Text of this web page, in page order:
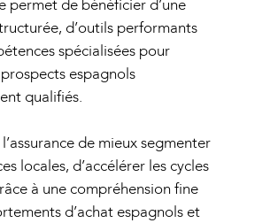
permet de bénéficier d’une
d’outils performants
spécialisées pour
espagnols
qualifiés.
l’assurance de mieux segmenter
locales, d’accélérer les cycles
à une compréhension fine
d’achat espagnols et